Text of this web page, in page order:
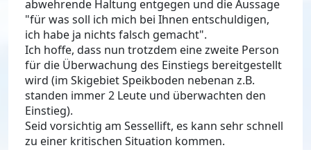
abwehrende Haltung entgegen und die Aussage
"für was soll ich mich bei Ihnen entschuldigen,
ich habe ja nichts falsch gemacht".
Ich hoffe, dass nun trotzdem eine zweite Person
für die Überwachung des Einstiegs bereitgestellt
wird (im Skigebiet Speikboden nebenan z.B.
standen immer 2 Leute und überwachten den
Einstieg).
Seid vorsichtig am Sessellift, es kann sehr schnell
zu einer kritischen Situation kommen.